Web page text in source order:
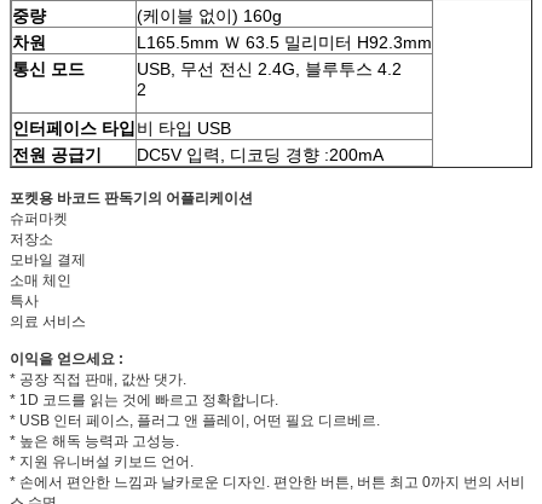
중량
(케이블 없이) 160g
차원
L165.5mm Ｗ 63.5 밀리미터 H92.3mm
통신 모드
USB, 무선 전신 2.4G, 블루투스 4.2
2
인터페이스 타입 비 타입 USB
전원 공급기
DC5V 입력, 디코딩 경향 :200mA
포켓용 바코드 판독기의 어플리케이션
슈퍼마켓
저장소
모바일 결제
소매 체인
특사
의료 서비스
이익을 얻으세요 :
* 공장 직접 판매, 값싼 댓가.
* 1D 코드를 읽는 것에 빠르고 정확합니다.
* USB 인터 페이스, 플러그 앤 플레이, 어떤 필요 디르베르.
* 높은 해독 능력과 고성능.
* 지원 유니버설 키보드 언어.
* 손에서 편안한 느낌과 날카로운 디자인. 편안한 버튼, 버튼 최고 0까지 번의 서비